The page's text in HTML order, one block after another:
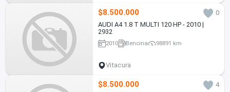
$8.500.000
0
AUDI A4 1.8 T MULTI 120 HP - 2010 |
2932
2010 Bencina 98891 km
Vitacura
$8.500.000
4